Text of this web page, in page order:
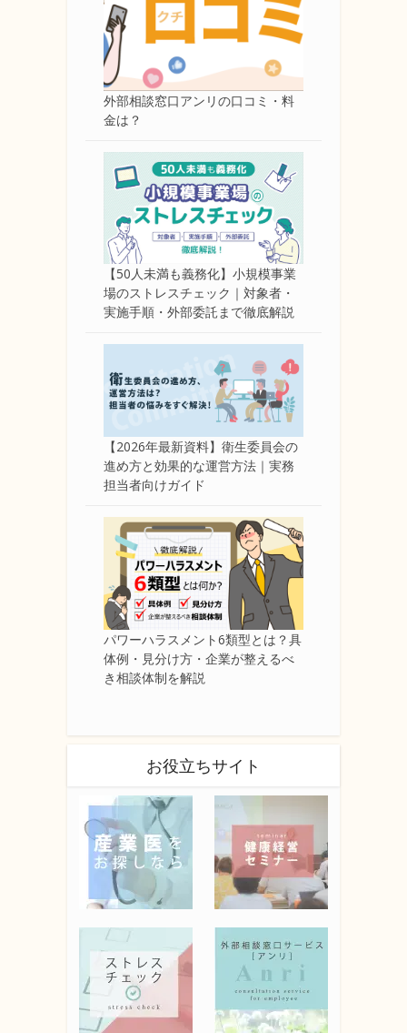
外部相談窓口アンリの口コミ・料
金は？
【50人未満も義務化】小規模事業
場のストレスチェック｜対象者・
実施手順・外部委託まで徹底解説
【2026年最新資料】衛生委員会の
進め方と効果的な運営方法｜実務
担当者向けガイド
パワーハラスメント6類型とは？具
体例・見分け方・企業が整えるべ
き相談体制を解説
お役立ちサイト